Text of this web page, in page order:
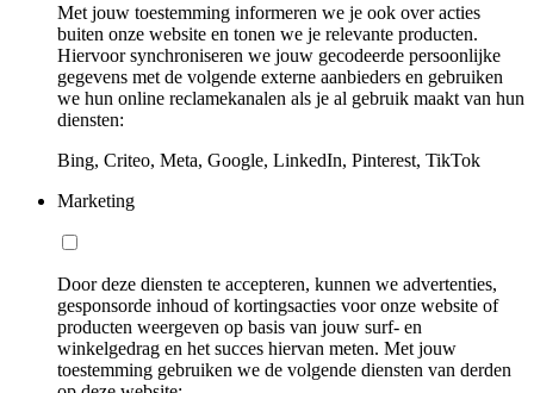
Met jouw toestemming informeren we je ook over acties
buiten onze website en tonen we je relevante producten.
Hiervoor synchroniseren we jouw gecodeerde persoonlijke
gegevens met de volgende externe aanbieders en gebruiken
we hun online reclamekanalen als je al gebruik maakt van hun
diensten:
Bing, Criteo, Meta, Google, LinkedIn, Pinterest, TikTok
Marketing
Door deze diensten te accepteren, kunnen we advertenties,
gesponsorde inhoud of kortingsacties voor onze website of
producten weergeven op basis van jouw surf- en
winkelgedrag en het succes hiervan meten. Met jouw
toestemming gebruiken we de volgende diensten van derden